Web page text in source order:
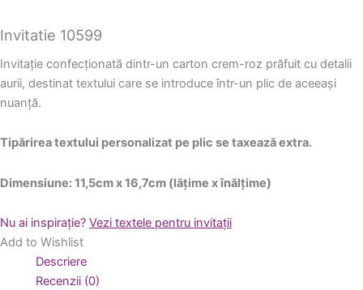
Invitatie 10599
Invitație confecționată dintr-un carton crem-roz prăfuit cu detalii
aurii, destinat textului care se introduce într-un plic de aceeași
nuanță.
Tipărirea textului personalizat pe plic se taxează extra.
Dimensiune: 11,5cm x 16,7cm (lățime x înălțime)
Nu ai inspirație? Vezi textele pentru invitații
Add to Wishlist
Descriere
Recenzii (0)